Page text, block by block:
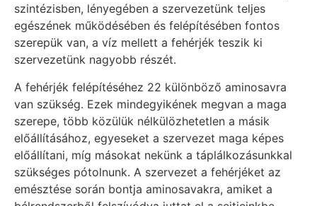
szintézisben, lényegében a szervezetünk teljes
egészének működésében és felépítésében fontos
szerepük van, a víz mellett a fehérjék teszik ki
szervezetünk nagyobb részét.
A fehérjék felépítéséhez 22 különböző aminosavra
van szükség. Ezek mindegyikének megvan a maga
szerepe, több közülük nélkülözhetetlen a másik
előállításához, egyeseket a szervezet maga képes
előállítani, míg másokat nekünk a táplálkozásunkkal
szükséges pótolnunk. A szervezet a fehérjéket az
emésztése során bontja aminosavakra, amiket a